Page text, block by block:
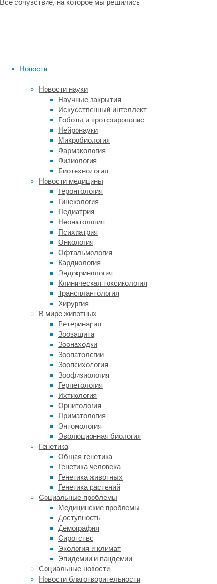
Всё сочувствие, на которое мы решились
Новости
Новости науки
Научные закрытия
Искусственный интеллект
Роботы и протезирование
Нейронауки
Микробиология
Фармакология
Физиология
Биотехнология
Новости медицины
Геронтология
Гинекология
Педиатрия
Неонатология
Психиатрия
Онкология
Офтальмология
Кардиология
Эндокринология
Клиническая токсикология
Трансплантология
Хирургия
В мире животных
Ветеринария
Зоозащита
Зоонаходки
Зоопатологии
Зоопсихология
Зоофизиология
Герпетология
Ихтиология
Орнитология
Приматология
Энтомология
Эволюционная биология
Генетика
Общая генетика
Генетика человека
Генетика животных
Генетика растений
Социальные проблемы
Медицинские проблемы
Доступность
Демография
Сиротство
Экология и климат
Эпидемии и пандемии
Социальные новости
Новости благотворительности
уже
что
РАС
нарушаются
онтогенетические
закономерности
формирования
центральной
нервной
системы.
Этот
диагноз
пока
невозможно
поставить
помощью
одних
только
нейрофизиологических
методов,
менее,
они
крайне
важны,
помогают
выявить
сопутствующие
нарушения:
эпилептические
органические
проявления,
а
также
сравнить
развитие
возрастной
нормой.
целях
диагностики
неврологи
наиболее
часто